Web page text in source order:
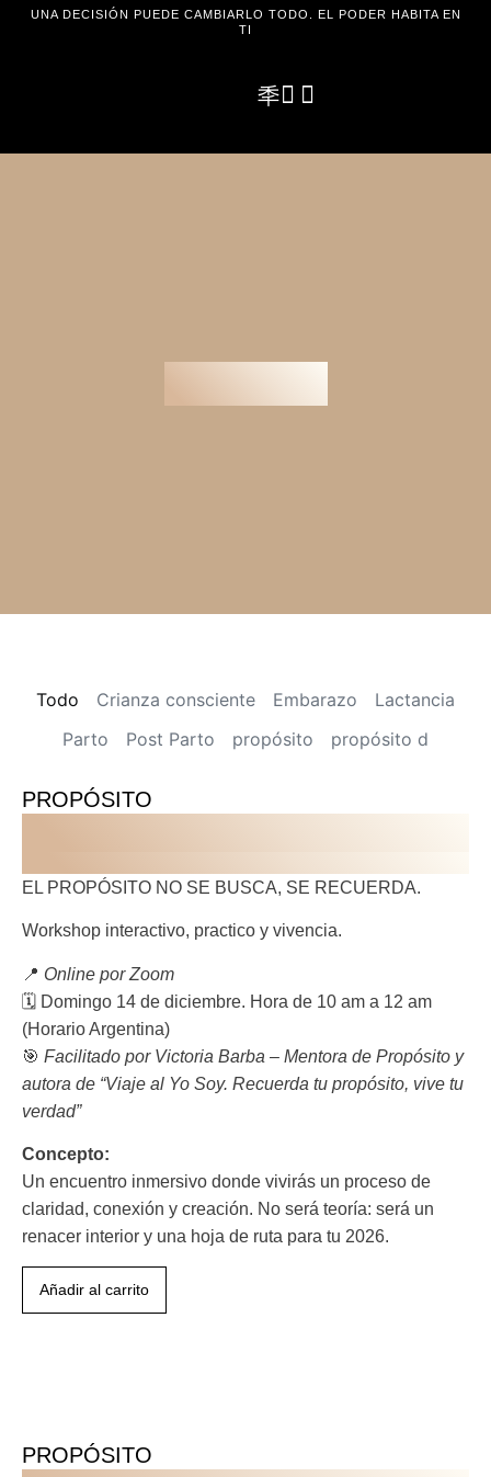
UNA DECISIÓN PUEDE CAMBIARLO TODO. EL PODER HABITA EN
TI
Crianza consciente Embarazo
Lactancia
Parto
Post Parto propósito propósito d
Todo
PROPÓSITO
EL PROPÓSITO NO SE BUSCA, SE RECUERDA.
Workshop interactivo, practico y vivencia.
📍 Online por Zoom
🗓️ Domingo 14 de diciembre. Hora de 10 am a 12 am
(Horario Argentina)
🎯 Facilitado por Victoria Barba – Mentora de Propósito y
autora de “Viaje al Yo Soy. Recuerda tu propósito, vive tu
verdad”
Concepto:
Un encuentro inmersivo donde vivirás un proceso de
claridad, conexión y creación. No será teoría: será un
renacer interior y una hoja de ruta para tu 2026.
Añadir al carrito
PROPÓSITO